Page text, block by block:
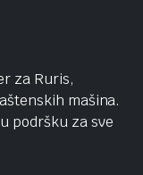
za Ruris,
mašina.
podršku za sve